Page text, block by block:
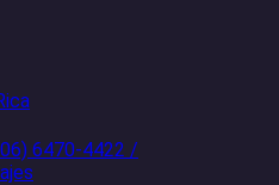
6470-4422 /